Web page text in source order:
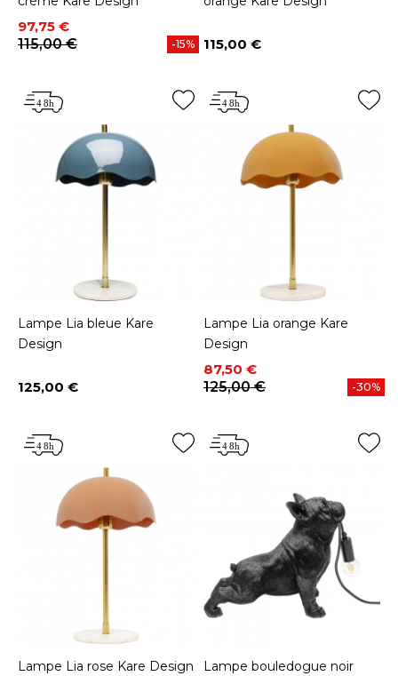
Prix
97,75 €
Prix de base
115,00 €
-15% Prix
115,00 €
Lampe Lia bleue Kare
Design
Prix
125,00 €
Lampe Lia orange Kare
Design
Prix
87,50 €
Prix de base
125,00 €
-30%
Lampe Lia rose Kare Design
Lampe bouledogue noir